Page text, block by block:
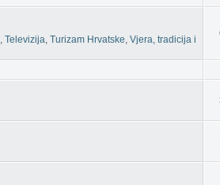
, Televizija, Turizam Hrvatske, Vjera, tradicija i